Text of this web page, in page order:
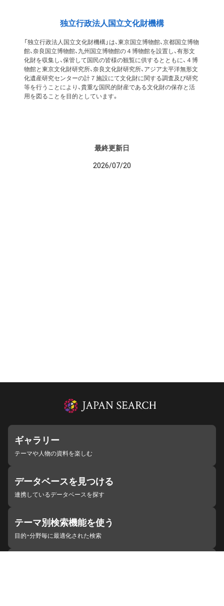
独立行政法人国立文化財機構
「独立行政法人国立文化財機構」は、東京国立博物館、京都国立博物
館、奈良国立博物館、九州国立博物館の４博物館を設置し、有形文
化財を収集し、保管して国民の皆様の観覧に供するとともに、４博
物館と東京文化財研究所、奈良文化財研究所、アジア太平洋無形文
化遺産研究センターの計７施設にて文化財に関する調査及び研究
等を行うことにより、貴重な国民的財産である文化財の保存と活
用を図ることを目的としています。
最終更新日
2026/07/20
ギャラリー
テーマや人物の資料を楽しむ
データベースを見つける
連携しているデータベースを探す
テーマ別検索機能を使う
目的・分野毎に最適化された検索